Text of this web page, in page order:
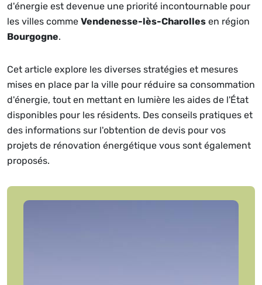
d'énergie est devenue une priorité incontournable pour
les villes comme Vendenesse-lès-Charolles en région
Bourgogne.
Cet article explore les diverses stratégies et mesures
mises en place par la ville pour réduire sa consommation
d'énergie, tout en mettant en lumière les aides de l'État
disponibles pour les résidents. Des conseils pratiques et
des informations sur l'obtention de devis pour vos
projets de rénovation énergétique vous sont également
proposés.